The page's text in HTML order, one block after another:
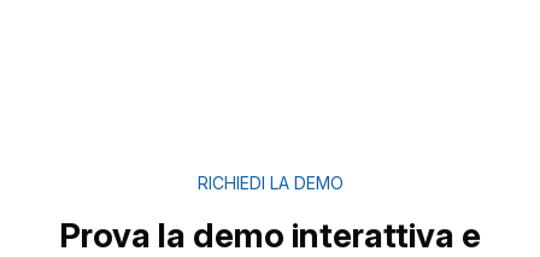
RICHIEDI LA DEMO
Prova la demo interattiva e